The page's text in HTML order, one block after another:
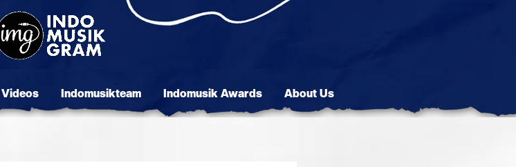
Videos Indomusikteam Indomusik Awards About Us